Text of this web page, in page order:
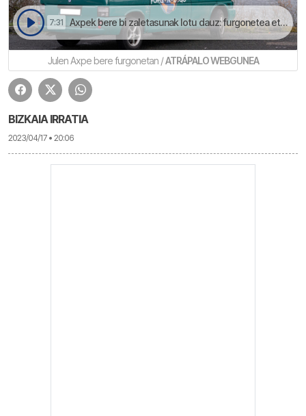
7:31 Axpek bere bi zaletasunak lotu dauz: furgonetea eta umorea | Goizeko Izarretan
Julen Axpe bere furgonetan /ATRÁPALO WEBGUNEA
BIZKAIA IRRATIA
2023/04/17 • 20:06